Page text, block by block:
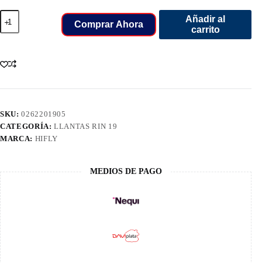
235/55/19
LLANT
HIFLY
cantidad
Comprar Ahora
Añadir al
carrito
SKU:0262201905
CATEGORÍA:LLANTAS RIN 19
MARCA: HIFLY
MEDIOS DE PAGO